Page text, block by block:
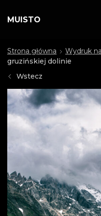
MUISTO
Strona główna Wydruk
gruzińskiej dolinie
Wstecz